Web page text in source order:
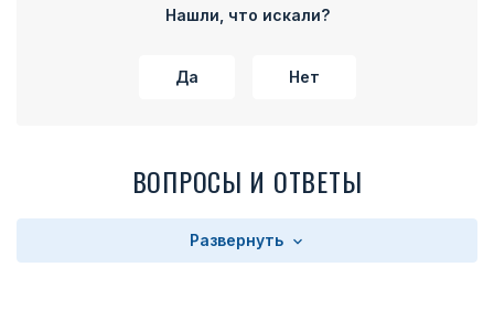
Нашли, что искали?
Да Нет
ВОПРОСЫ И ОТВЕТЫ
Развернуть